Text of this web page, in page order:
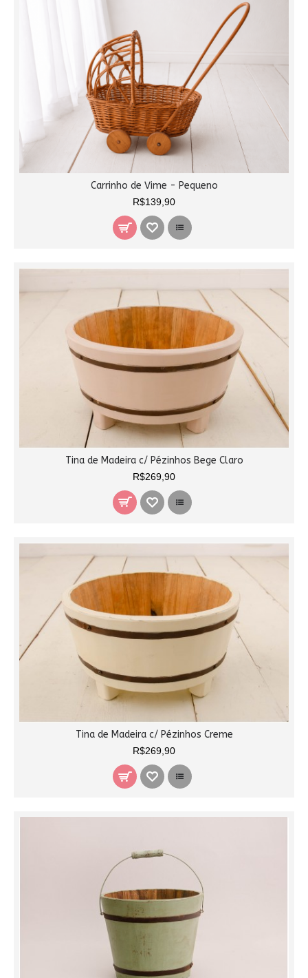
Carrinho de Vime - Pequeno
R$139,90
Tina de Madeira c/ Pézinhos Bege Claro
R$269,90
Tina de Madeira c/ Pézinhos Creme
R$269,90